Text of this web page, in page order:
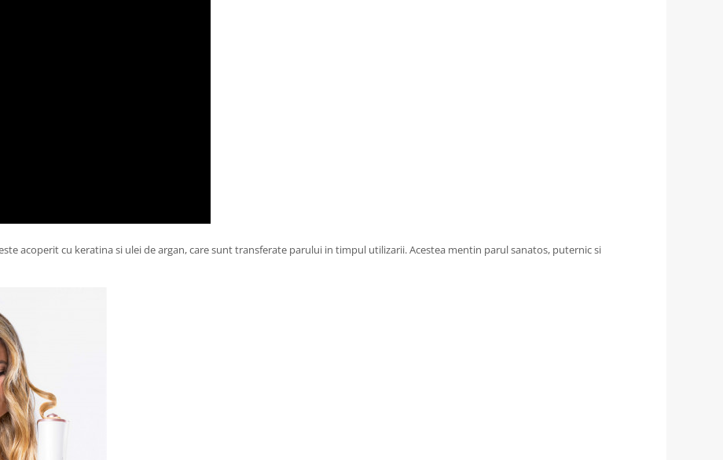
acoperit cu keratina si ulei de argan, care sunt transferate parului in timpul utilizarii. Acestea mentin parul sanatos, puternic si